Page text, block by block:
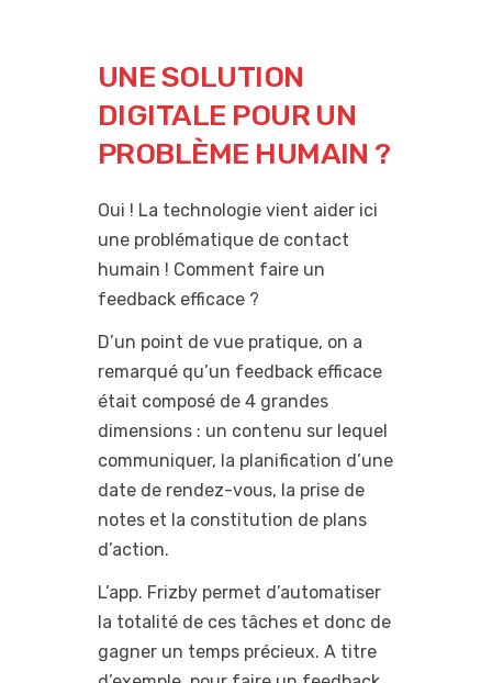
UNE SOLUTION
DIGITALE POUR UN
PROBLÈME HUMAIN ?
Oui ! La technologie vient aider ici
une problématique de contact
humain ! Comment faire un
feedback efficace ?
D’un point de vue pratique, on a
remarqué qu’un feedback efficace
était composé de 4 grandes
dimensions : un contenu sur lequel
communiquer, la planification d’une
date de rendez-vous, la prise de
notes et la constitution de plans
d’action.
L’app. Frizby permet d’automatiser
la totalité de ces tâches et donc de
gagner un temps précieux. A titre